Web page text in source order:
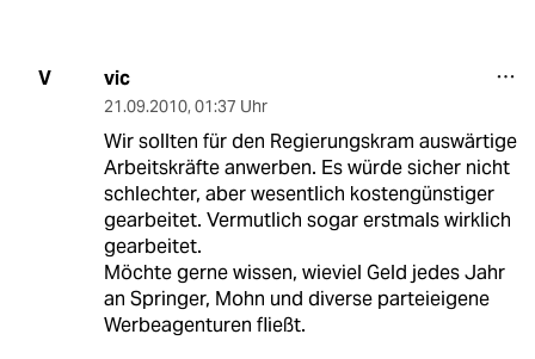
V vic
21.09.2010, 01:37 Uhr
Wir sollten für den Regierungskram auswärtige
Arbeitskräfte anwerben. Es würde sicher nicht
schlechter, aber wesentlich kostengünstiger
gearbeitet. Vermutlich sogar erstmals wirklich
gearbeitet.
Möchte gerne wissen, wieviel Geld jedes Jahr
an Springer, Mohn und diverse parteieigene
Werbeagenturen fließt.